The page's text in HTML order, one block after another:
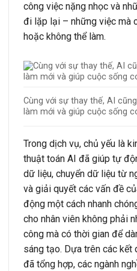
công việc nặng nhọc và
đi lặp lại – những việc mà
hoặc không thể làm.
Cùng với sự thay thế, AI
làm mới và giúp cuộc sống
Trong dịch vụ, chủ yếu là
thuật toán AI đã giúp tự
dữ liệu, chuyển dữ liệu từ
và giải quyết các vấn đề
động một cách nhanh
cho nhân viên không phải
công mà có thời gian để
sáng tạo. Dựa trên các kết
đã tổng hợp, các ngành